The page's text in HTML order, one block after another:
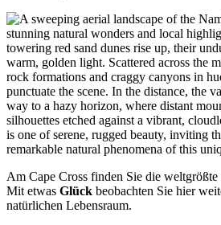
Am Cape Cross finden Sie die
Mit etwas Glück beobachten Sie hier
natürlichen Lebensraum.